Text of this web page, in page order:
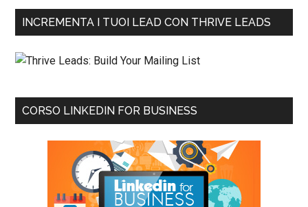
INCREMENTA I TUOI LEAD CON THRIVE LEADS
CORSO LINKEDIN FOR BUSINESS